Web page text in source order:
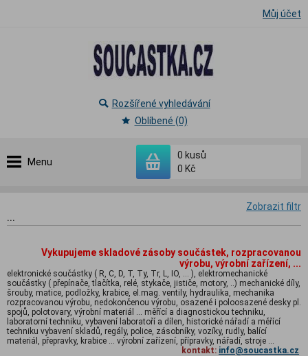
Můj účet
Menu
0 kusů
0 Kč
Rozšířené vyhledávání
Oblíbené (0)
Zobrazit filtr
...
Vykupujeme skladové zásoby součástek, rozpracovanou
výrobu, výrobní zařízení, ...
elektronické součástky ( R, C, D, T, Ty, Tr, L, IO, ... ), elektromechanické
součástky ( přepínače, tlačítka, relé, stykače, jističe, motory, ..) mechanické díly,
šrouby, matice, podložky, krabice, el.mag. ventily, hydraulika, mechanika
rozpracovanou výrobu, nedokončenou výrobu, osazené i poloosazené desky pl.
spojů, polotovary, výrobní materiál ... měřící a diagnostickou techniku,
laboratorní techniku, vybavení laboratoří a dílen, historické nářadí a měřící
techniku vybavení skladů, regály, police, zásobníky, vozíky, rudly, balící
materiál, přepravky, krabice ... výrobní zařízení, přípravky, nářadí, stroje ...
kontakt: info@soucastka.cz